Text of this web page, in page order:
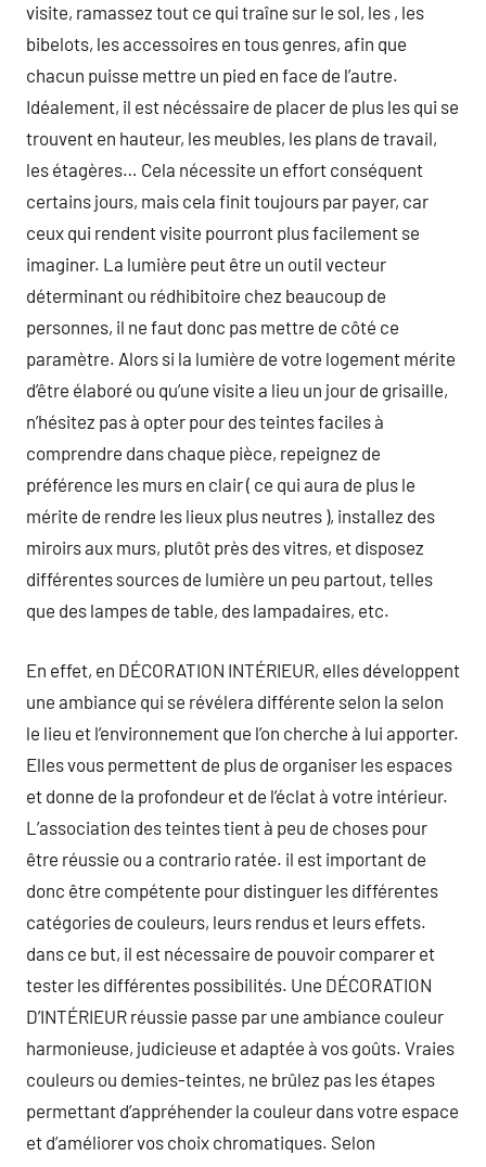
visite, ramassez tout ce qui traîne sur le sol, les , les
bibelots, les accessoires en tous genres, afin que
chacun puisse mettre un pied en face de l’autre.
Idéalement, il est nécéssaire de placer de plus les qui se
trouvent en hauteur, les meubles, les plans de travail,
les étagères… Cela nécessite un effort conséquent
certains jours, mais cela finit toujours par payer, car
ceux qui rendent visite pourront plus facilement se
imaginer. La lumière peut être un outil vecteur
déterminant ou rédhibitoire chez beaucoup de
personnes, il ne faut donc pas mettre de côté ce
paramètre. Alors si la lumière de votre logement mérite
d’être élaboré ou qu’une visite a lieu un jour de grisaille,
n’hésitez pas à opter pour des teintes faciles à
comprendre dans chaque pièce, repeignez de
préférence les murs en clair ( ce qui aura de plus le
mérite de rendre les lieux plus neutres ), installez des
miroirs aux murs, plutôt près des vitres, et disposez
différentes sources de lumière un peu partout, telles
que des lampes de table, des lampadaires, etc.
En effet, en DÉCORATION INTÉRIEUR, elles développent
une ambiance qui se révélera différente selon la selon
le lieu et l’environnement que l’on cherche à lui apporter.
Elles vous permettent de plus de organiser les espaces
et donne de la profondeur et de l’éclat à votre intérieur.
L’association des teintes tient à peu de choses pour
être réussie ou a contrario ratée. il est important de
donc être compétente pour distinguer les différentes
catégories de couleurs, leurs rendus et leurs effets.
dans ce but, il est nécessaire de pouvoir comparer et
tester les différentes possibilités. Une DÉCORATION
D’INTÉRIEUR réussie passe par une ambiance couleur
harmonieuse, judicieuse et adaptée à vos goûts. Vraies
couleurs ou demies-teintes, ne brûlez pas les étapes
permettant d’appréhender la couleur dans votre espace
et d’améliorer vos choix chromatiques. Selon